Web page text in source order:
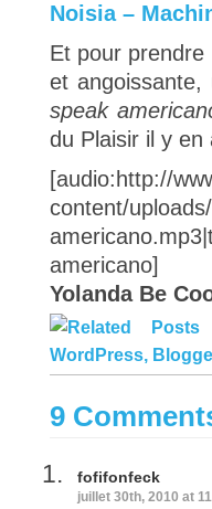
Noisia –
Et pour
et angoissante,
speak
du Plaisir il y
[audio:http://
content/
americano]
Yolanda Be
9
fofifonfeck
juillet 30th, 2010 at